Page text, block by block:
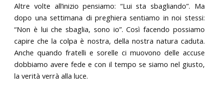
Altre volte all’inizio pensiamo: “Lui sta sbagliando”. Ma
dopo una settimana di preghiera sentiamo in noi stessi:
“Non è lui che sbaglia, sono io”. Così facendo possiamo
capire che la colpa è nostra, della nostra natura caduta.
Anche quando fratelli e sorelle ci muovono delle accuse
dobbiamo avere fede e con il tempo se siamo nel giusto,
la verità verrà alla luce.